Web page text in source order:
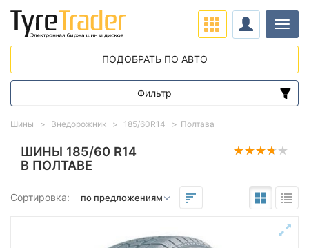
ШИНЫ 185/60 R14
В ПОЛТАВЕ
Сортировка:
Шины Внедорожник 185/60R14 Полтава
ПОДОБРАТЬ ПО АВТО
Фильтр
Диапазон цен
от